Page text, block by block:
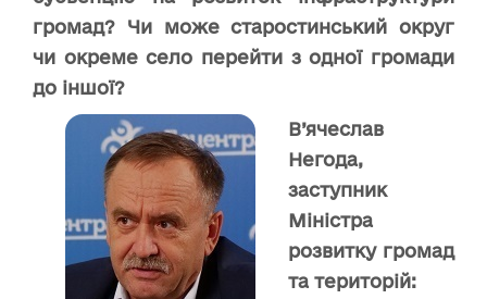
громад? Чи може старостинський округ
чи окреме село перейти з одної громади
до іншої?
В’ячеслав
Негода,
заступник
Міністра
розвитку громад
та територій: